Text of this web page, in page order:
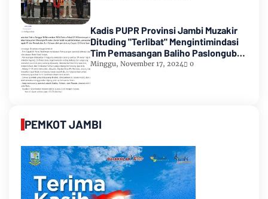
Kadis PUPR Provinsi Jambi Muzakir
Dituding "Terlibat" Mengintimindasi
Tim Pemasangan Baliho Paslongub
Romi-Sudirman
Minggu, November 17, 2024 0
PEMKOT JAMBI